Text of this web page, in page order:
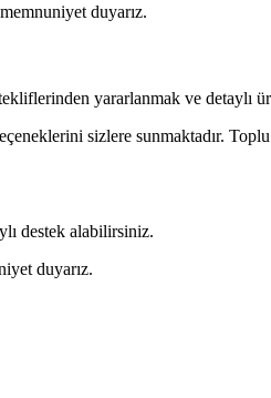
duyarız.
yararlanmak ve
sizlere sunmaktadır.
destek alabilirsiniz.
duyarız.